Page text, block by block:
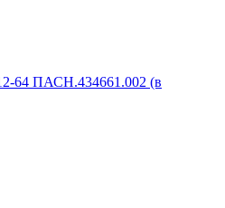
64 ПАСН.434661.002 (в